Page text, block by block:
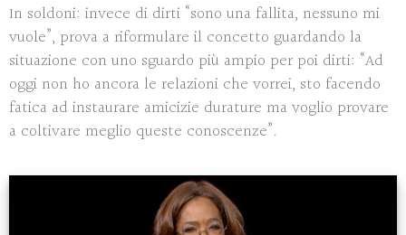
In soldoni: invece di dirti “sono una fallita, nessuno mi
vuole”, prova a riformulare il concetto guardando la
situazione con uno sguardo più ampio per poi dirti: “Ad
oggi non ho ancora le relazioni che vorrei, sto facendo
fatica ad instaurare amicizie durature ma voglio provare
a coltivare meglio queste conoscenze”.